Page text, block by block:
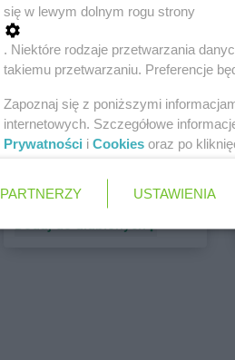
5 gazetek
Dodaj do ulubionych
się w lewym dolnym rogu strony
. Niektóre rodzaje przetwarzania
takiemu przetwarzaniu. Preferencje
Zapoznaj się z poniższymi
internetowych. Szczegółowe
Prywatności i Cookies oraz po
PARTNERZY USTAWIENIA